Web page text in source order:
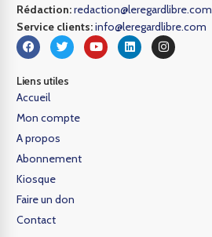
Rédaction:redaction@leregardlibre.com
Service clients:info@leregardlibre.com
Liens utiles
Accueil
Mon compte
A propos
Abonnement
Kiosque
Faire un don
Contact